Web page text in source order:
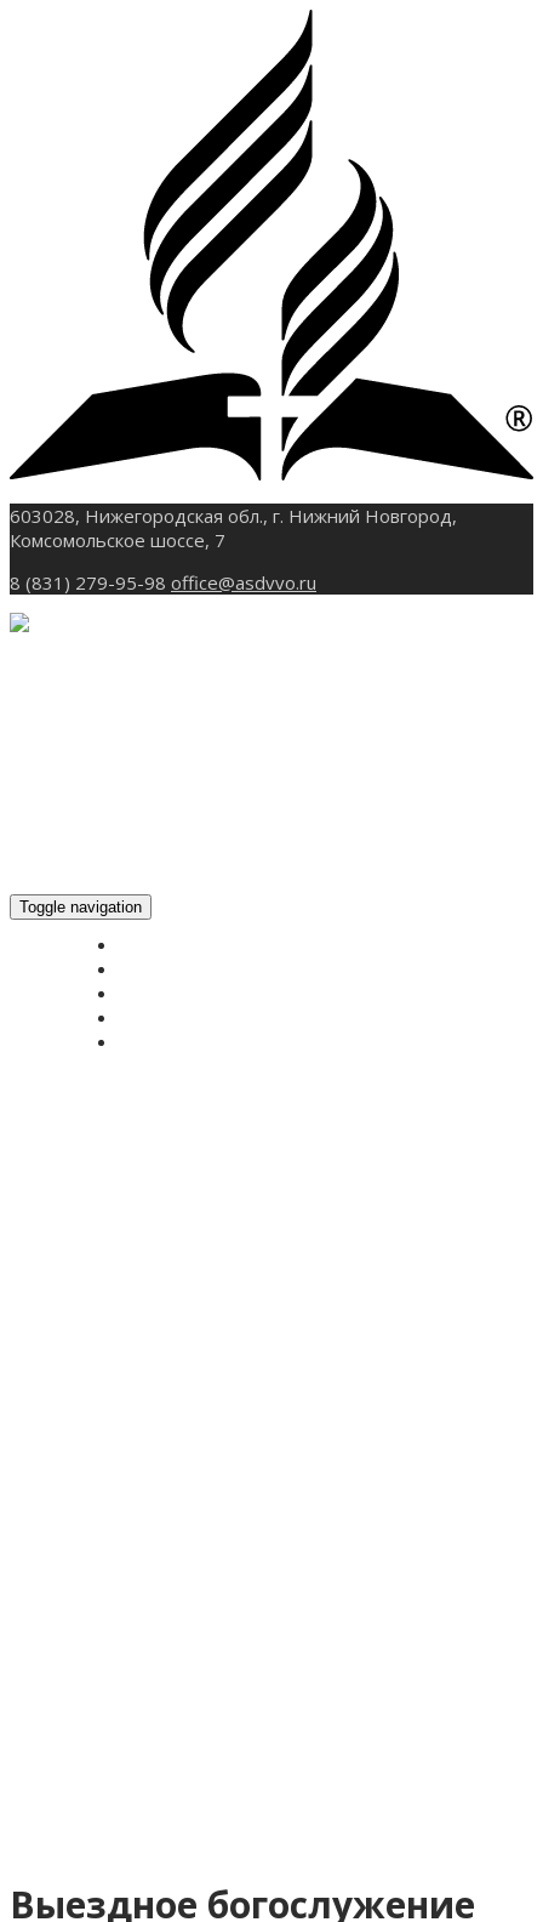
603028, Нижегородская обл., г. Нижний Новгород,
Комсомольское шоссе, 7
8 (831) 279-95-98 office@asdvvo.ru
Toggle navigation
Выездное богослужение